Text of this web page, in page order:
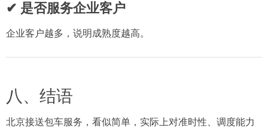
✔ 是否服务企业客户
企业客户越多，说明成熟度越高。
八、结语
北京接送包车服务，看似简单，实际上对准时性、调度能力